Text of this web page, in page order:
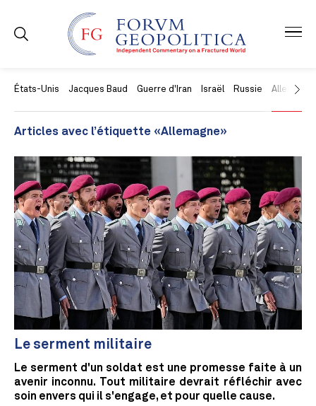
États-Unis Jacques Baud Guerre d'Iran Israël Russie Allemagne
Articles avec l’étiquette «Allemagne»
Le serment militaire
Le serment d'un soldat est une promesse faite à un
avenir inconnu. Tout militaire devrait réfléchir avec
soin envers qui il s'engage, et pour quelle cause.